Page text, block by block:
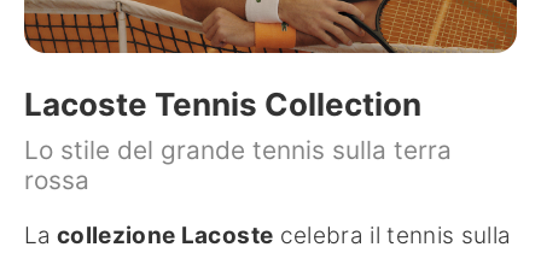
Lacoste Tennis Collection
Lo stile del grande tennis sulla terra
rossa
La collezione Lacoste celebra il tennis sulla